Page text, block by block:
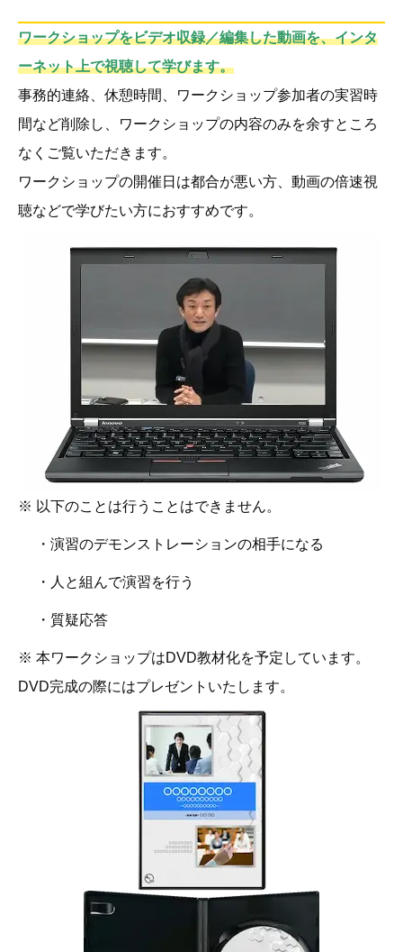
ワークショップをビデオ収録／編集した動画を、インタ
ーネット上で視聴して学びます。
事務的連絡、休憩時間、ワークショップ参加者の実習時
間など削除し、ワークショップの内容のみを余すところ
なくご覧いただきます。
ワークショップの開催日は都合が悪い方、動画の倍速視
聴などで学びたい方におすすめです。
※ 以下のことは行うことはできません。
・演習のデモンストレーションの相手になる
・人と組んで演習を行う
・質疑応答
※ 本ワークショップはDVD教材化を予定しています。
DVD完成の際にはプレゼントいたします。